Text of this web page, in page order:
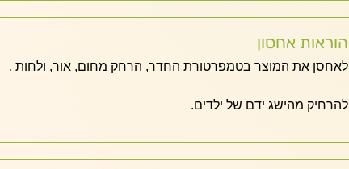
הוראות אחסון
לאחסן את המוצר בטמפרטורת החדר, הרחק מחום, אור, ולחות .
להרחיק מהישג ידם של ילדים.